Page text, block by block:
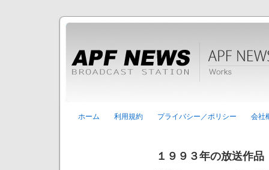
ホーム 利用規約 プライバシー／ポリシー 会社
１９９３年の放送作品